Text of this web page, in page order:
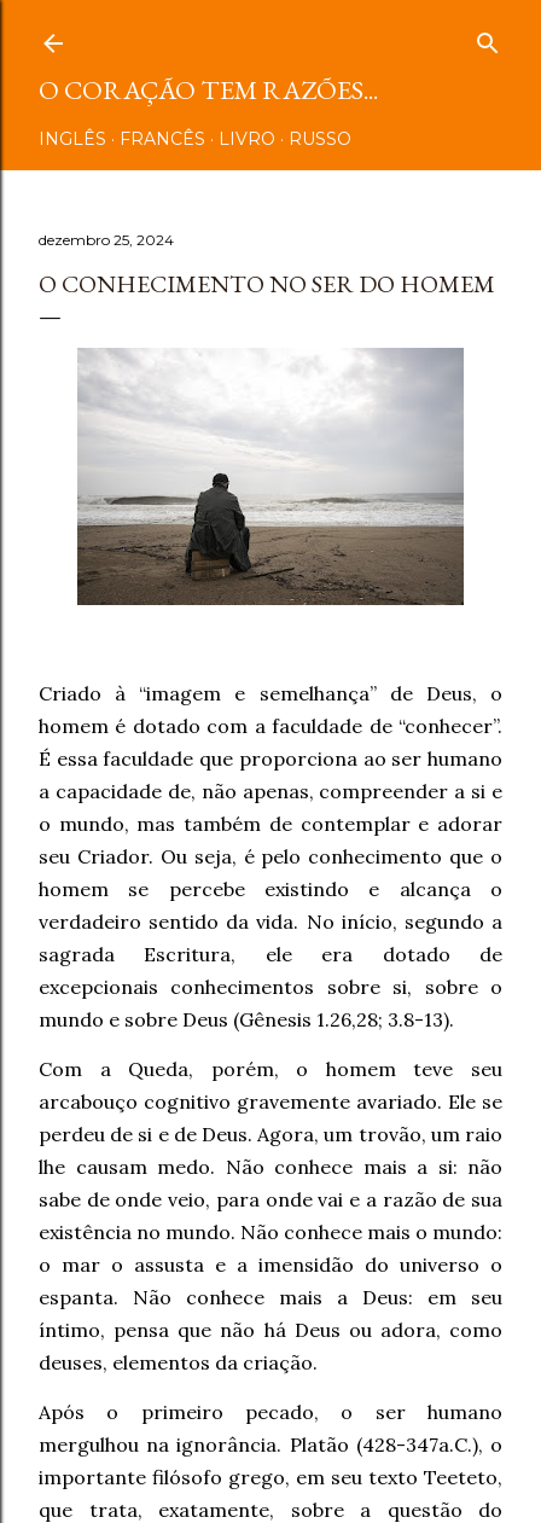
O CORAÇÃO TEM RAZÕES...
INGLÊS FRANCÊS LIVRO RUSSO
dezembro 25, 2024
O CONHECIMENTO NO SER DO HOMEM
Criado à “imagem e semelhança” de Deus, o
homem é dotado com a faculdade de “conhecer”.
É essa faculdade que proporciona ao ser humano
a capacidade de, não apenas, compreender a si e
o mundo, mas também de contemplar e adorar
seu Criador. Ou seja, é pelo conhecimento que o
homem se percebe existindo e alcança o
verdadeiro sentido da vida. No início, segundo a
sagrada Escritura, ele era dotado de
excepcionais conhecimentos sobre si, sobre o
mundo e sobre Deus (Gênesis 1.26,28; 3.8-13).
Com a Queda, porém, o homem teve seu
arcabouço cognitivo gravemente avariado. Ele se
perdeu de si e de Deus. Agora, um trovão, um raio
lhe causam medo. Não conhece mais a si: não
sabe de onde veio, para onde vai e a razão de sua
existência no mundo. Não conhece mais o mundo:
o mar o assusta e a imensidão do universo o
espanta. Não conhece mais a Deus: em seu
íntimo, pensa que não há Deus ou adora, como
deuses, elementos da criação.
Após o primeiro pecado, o ser humano
mergulhou na ignorância. Platão (428-347a.C.), o
importante filósofo grego, em seu texto Teeteto,
que trata, exatamente, sobre a questão do